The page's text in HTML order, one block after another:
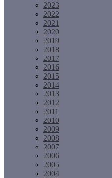
2023
2022
2021
2020
2019
2018
2017
2016
2015
2014
2013
2012
2011
2010
2009
2008
2007
2006
2005
2004